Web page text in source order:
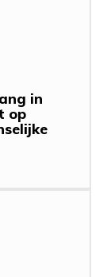
in
op